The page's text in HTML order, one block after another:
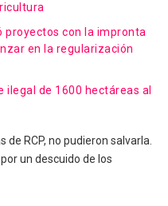
proyectos con la impronta
en la regularización
de 1600 hectáreas al
RCP, no pudieron salvarla.
un descuido de los